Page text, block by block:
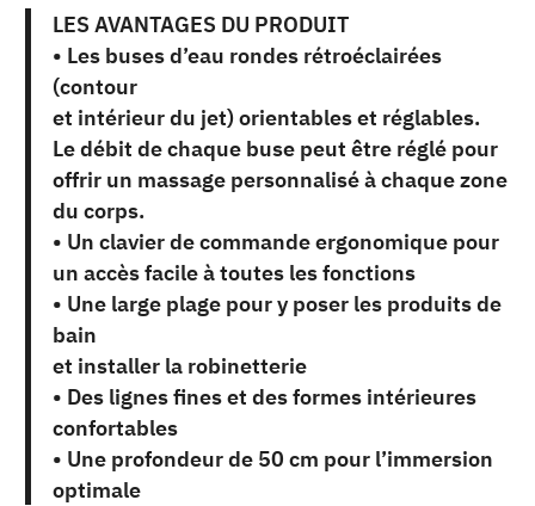
LES AVANTAGES DU PRODUIT
• Les buses d’eau rondes rétroéclairées
(contour
et intérieur du jet) orientables et réglables.
Le débit de chaque buse peut être réglé pour
offrir un massage personnalisé à chaque zone
du corps.
• Un clavier de commande ergonomique pour
un accès facile à toutes les fonctions
• Une large plage pour y poser les produits de
bain
et installer la robinetterie
• Des lignes fines et des formes intérieures
confortables
• Une profondeur de 50 cm pour l’immersion
optimale